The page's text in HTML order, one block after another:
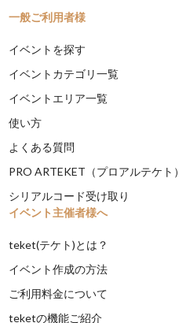
一般ご利用者様
イベントを探す
イベントカテゴリ一覧
イベントエリア一覧
使い方
よくある質問
PRO ARTEKET（プロアルテケト）
シリアルコード受け取り
イベント主催者様へ
teket(テケト)とは？
イベント作成の方法
ご利用料金について
teketの機能ご紹介